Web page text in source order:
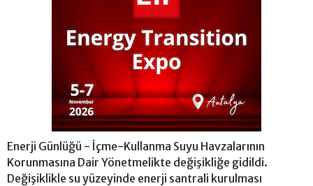
Enerji Günlüğü - İçme-Kullanma Suyu Havzalarının
Korunmasına Dair Yönetmelikte değişikliğe gidildi.
Değişiklikle su yüzeyinde enerji santrali kurulması